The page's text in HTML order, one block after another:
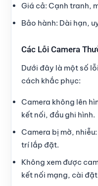
Giá cả: Cạnh tranh,
Bảo hành: Dài hạn,
Các Lỗi Camera
Dưới đây là một số
cách khắc phục:
Camera không lên
kết nối, đầu ghi hình.
Camera bị mờ, nhiễu
trí lắp đặt.
Không xem được
kết nối mạng, cài